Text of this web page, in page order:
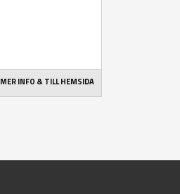
MER INFO & TILL HEMSIDA